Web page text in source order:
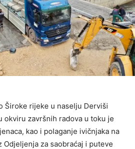
Široke rijeke u naselju Derviši
okviru završnih radova u toku je
kao i polaganje ivičnjaka na
Odjeljenja za saobraćaj i puteve